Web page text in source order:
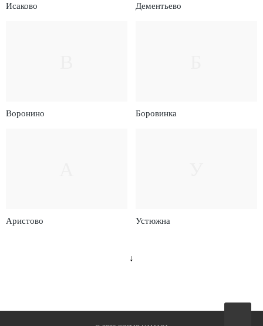
Исаково Дементьево
Воронино Боровинка
Аристово Устюжна
↓